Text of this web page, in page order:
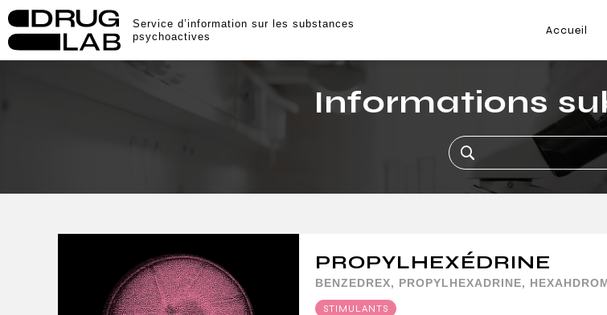
Service d’information sur les substances
psychoactives
Accueil
Informations
PROPYLHEXÉDRINE
BENZEDREX, PROPYLHEXADRINE,
STIMULANTS